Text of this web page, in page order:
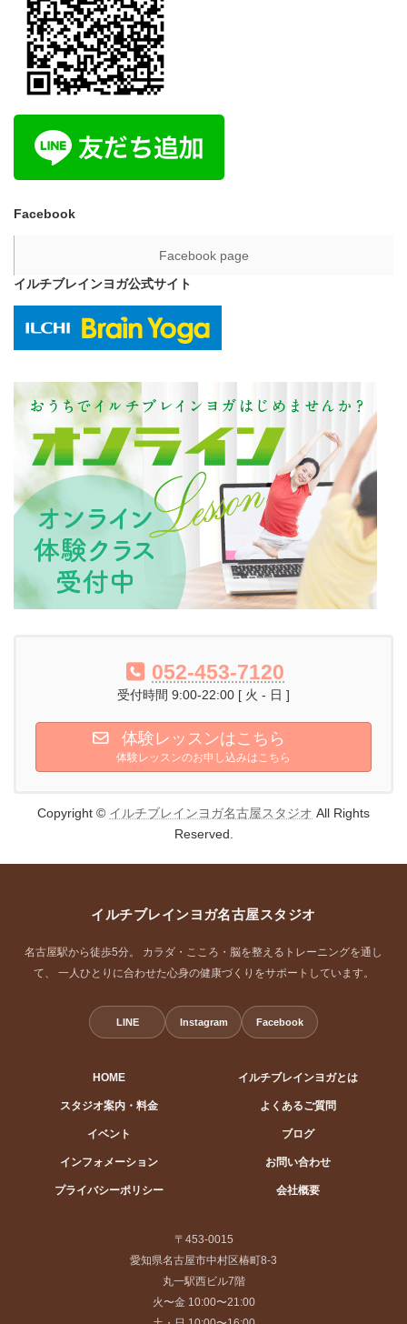
Facebook
Facebook page
イルチブレインヨガ公式サイト
052-453-7120
受付時間 9:00-22:00 [ 火 - 日 ]
体験レッスンはこちら
体験レッスンのお申し込みはこちら
Copyright © イルチブレインヨガ名古屋スタジオ All Rights
Reserved.
イルチブレインヨガ名古屋スタジオ
名古屋駅から徒歩5分。 カラダ・こころ・脳を整えるトレーニングを通し
て、 一人ひとりに合わせた心身の健康づくりをサポートしています。
LINE Instagram Facebook
HOME イルチブレインヨガとは
スタジオ案内・料金 よくあるご質問
イベント ブログ
インフォメーション お問い合わせ
プライバシーポリシー 会社概要
〒453-0015
愛知県名古屋市中村区椿町8-3
丸一駅西ビル7階
火〜金 10:00〜21:00